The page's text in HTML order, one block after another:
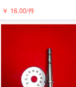
￥ 16.00/件